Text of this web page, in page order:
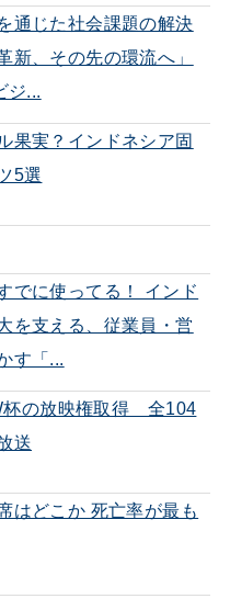
通じた社会課題の解決
新、その先の環流へ」
ジ...
果実？インドネシア固
5選
でに使ってる！ インド
を支える、従業員・営
す「...
杯の放映権取得 全104
送
はどこか 死亡率が最も